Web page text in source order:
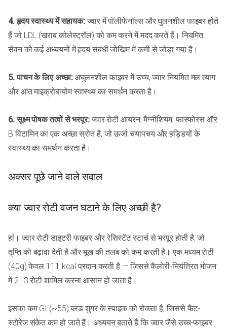
4. हृदय स्वास्थ्य में सहायक: ज्वार में पॉलीफेनॉल्स और घुलनशील फाइबर होते
हैं जो LDL (खराब कोलेस्ट्रॉल) को कम करने में मदद करते हैं। नियमित
सेवन को कई अध्ययनों में हृदय संबंधी जोखिम में कमी से जोड़ा गया है।
5. पाचन के लिए अच्छा:अघुलनशील फाइबर में उच्च, ज्वार नियमित मल त्याग
और आंत माइक्रोबायोम स्वास्थ्य का समर्थन करता है।
6. सूक्ष्म पोषक तत्वों से भरपूर:ज्वार रोटी आयरन, मैग्नीशियम, फास्फोरस और
B विटामिन का एक अच्छा स्रोत है, जो ऊर्जा चयापचय और हड्डियों के
स्वास्थ्य का समर्थन करता है।
अक्सर पूछे जाने वाले सवाल
क्या ज्वार रोटी वजन घटाने के लिए अच्छी है?
हां। ज्वार रोटी डाइटरी फाइबर और रेसिस्टेंट स्टार्च से भरपूर होती है, जो
तृप्ति को बढ़ावा देती है और भूख की तलब को कम करती है। एक मध्यम रोटी
(40g) केवल 111 kcal प्रदान करती है — जिससे कैलोरी-नियंत्रित भोजन
में 2–3 रोटी शामिल करना आसान हो जाता है।
इसका कम GI (~55) ब्लड शुगर के स्पाइक को रोकता है, जिससे फैट-
स्टोरेज संकेत कम हो जाते हैं। अध्ययन बताते हैं कि ज्वार जैसे उच्च-फाइबर